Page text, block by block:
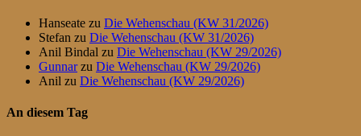
Hanseate zu Die Wehenschau (KW 31/2026)
Stefan zu Die Wehenschau (KW 31/2026)
Anil Bindal zu Die Wehenschau (KW 29/2026)
Gunnarzu Die Wehenschau (KW 29/2026)
Anil zu Die Wehenschau (KW 29/2026)
An diesem Tag